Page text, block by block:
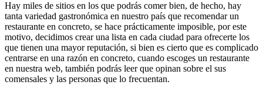
Hay miles de sitios en los que podrás comer bien, de hecho, hay
tanta variedad gastronómica en nuestro país que recomendar un
restaurante en concreto, se hace prácticamente imposible, por este
motivo, decidimos crear una lista en cada ciudad para ofrecerte los
que tienen una mayor reputación, si bien es cierto que es complicado
centrarse en una razón en concreto, cuando escoges un restaurante
en nuestra web, también podrás leer que opinan sobre el sus
comensales y las personas que lo frecuentan.